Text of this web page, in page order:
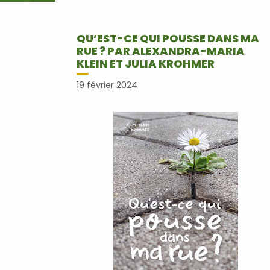
QU’EST-CE QUI POUSSE DANS MA
RUE ? PAR ALEXANDRA-MARIA
KLEIN ET JULIA KROHMER
19 février 2024